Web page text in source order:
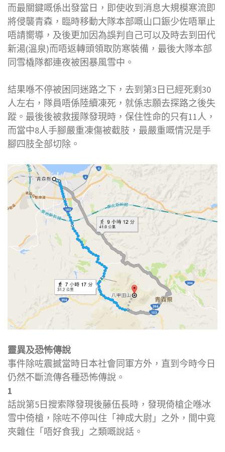
而最關鍵嘅係出發當日，即使收到消息大規模寒流即
將侵襲青森，臨時移動大隊本部嘅山口鋠少佐唔單止
唔請嚮導，及後更加因為誤判自己可以及時去到田代
新湯(溫泉)而唔返轉頭領取防寒裝備，最後大隊本部
同雪橇隊都連夜被困暴風雪中。
結果喺不停被困同迷路之下，去到第3日已經死剩30
人左右，隊員唔係陸續凍死，就係志願去探路之後失
蹤。最後後被救援隊發現時，保住性命的只有11人，
而當中8人手腳嚴重凍傷被截肢，最嚴重嘅情況是手
腳四肢全部切除。
靈異及恐怖傳說
事件除咗震撼當時日本社會同軍方外，直到今時今日
仍然不斷流傳各種恐怖傳說。
1
話說第5日搜索隊發現後藤伍長時，發現倚槍企喺冰
雪中倚槍，除咗不停叫住「神成大尉」之外，間中竟
夾雜住「唔好食我」之類嘅說話。